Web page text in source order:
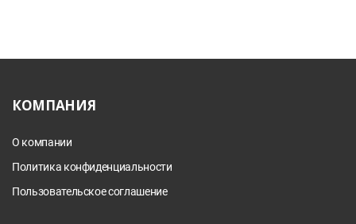
КОМПАНИЯ
О компании
Политика конфиденциальности
Пользовательское соглашение